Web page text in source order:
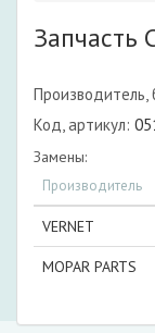
Запчасть
Производитель,
Код, артикул:
Замены:
Производитель
VERNET
MOPAR PARTS